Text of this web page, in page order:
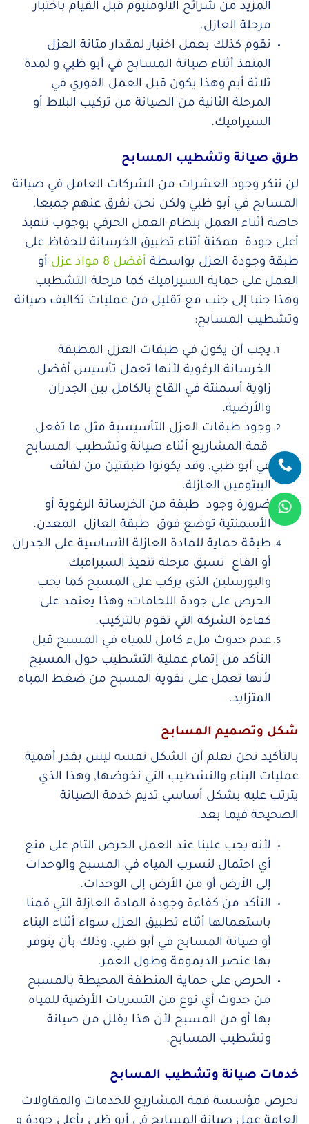
المزيد من شرائح الألومنيوم قبل القيام باختبار
مرحلة العازل.
نقوم كذلك بعمل اختبار لمقدار متانة العزل
المنفذ أثناء صيانة المسابح في أبو ظبي و لمدة
ثلاثة أيم وهذا يكون قبل العمل الفوري في
المرحلة الثانية من الصيانة من تركيب البلاط أو
السيراميك.
طرق صيانة وتشطيب المسابح
لن ننكر وجود العشرات من الشركات العامل في صيانة
المسابح في أبو ظبي ولكن نحن نفرق عنهم جميعا,
خاصة أثناء العمل بنظام العمل الحرفي بوجوب تنفيذ
أعلى جودة ممكنة أثناء تطبيق الخرسانة للحفاظ على
طبقة وجودة العزل بواسطة أفضل 8 مواد عزل
أو
العمل على حماية السيراميك كما مرحلة التشطيب
وهذا جنبا إلى جنب مع تقليل من عمليات تكاليف صيانة
وتشطيب المسابح:
يجب أن يكون في طبقات العزل المطبقة
الخرسانة الرغوية لأنها تعمل تأسيس أفضل
زاوية أسمنتة في القاع بالكامل بين الجدران
والأرضية.
وجود طبقات العزل التأسيسية مثل ما تفعل
قمة المشاريع أثناء صيانة وتشطيب المسابح
في أبو ظبي, وقد يكونوا طبقتين من لفائف
البيتومين العازلة.
ضرورة وجود طبقة من الخرسانة الرغوية أو
الأسمنتية توضع فوق طبقة العازل المعدن.
طبقة حماية للمادة العازلة الأساسية على الجدران
أو القاع تسبق مرحلة تنفيذ السيراميك
والبورسلين الذى يركب على المسبح كما يجب
الحرص على جودة اللحامات؛ وهذا يعتمد على
كفاءة الشركة التي تقوم بالتركيب.
عدم حدوث ملء كامل للمياه في المسبح قبل
التأكد من إتمام عملية التشطيب حول المسبح
لأنها تعمل على تقوية المسبح من ضغط المياه
المتزايد.
شكل وتصميم المسابح
بالتأكيد نحن نعلم أن الشكل نفسه ليس بقدر أهمية
عمليات البناء والتشطيب التي نخوضها, وهذا الذي
يترتب عليه بشكل أساسي تديم خدمة الصيانة
الصحيحة فيما بعد.
لأنه يجب علينا عند العمل الحرص التام على منع
أي احتمال لتسرب المياه في المسبح والوحدات
إلى الأرض أو من الأرض إلى الوحدات.
التأكد من كفاءة وجودة المادة العازلة التي قمنا
باستعمالها أثناء تطبيق العزل سواء أثناء البناء
أو صيانة المسابح في أبو ظبي, وذلك بأن يتوفر
بها عنصر الديمومة وطول العمر.
الحرص على حماية المنطقة المحيطة بالمسبح
من حدوث أي نوع من التسربات الأرضية للمياه
بها أو من المسبح لأن هذا يقلل من صيانة
وتشطيب المسابح.
خدمات صيانة وتشطيب المسابح
تحرص مؤسسة قمة المشاريع للخدمات والمقاولات
العامة عمل صيانة المسابح في أبو ظبي بأعلى جودة و